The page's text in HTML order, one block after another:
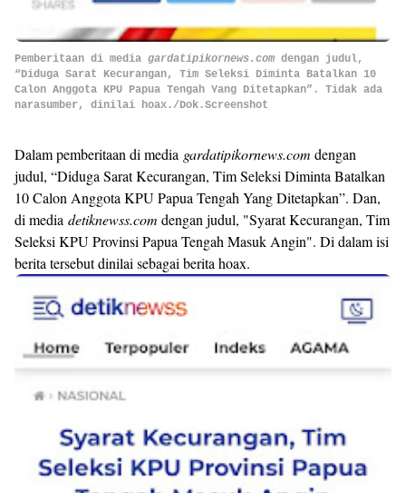
Pemberitaan di media gardatipikornews.com dengan judul,
“Diduga Sarat Kecurangan, Tim Seleksi Diminta Batalkan 10
Calon Anggota KPU Papua Tengah Yang Ditetapkan”. Tidak ada
narasumber, dinilai hoax./Dok.Screenshot
Dalam pemberitaan di media gardatipikornews.com dengan
judul, “Diduga Sarat Kecurangan, Tim Seleksi Diminta Batalkan
10 Calon Anggota KPU Papua Tengah Yang Ditetapkan”. Dan,
di media detiknewss.com dengan judul, "Syarat Kecurangan, Tim
Seleksi KPU Provinsi Papua Tengah Masuk Angin". Di dalam isi
berita tersebut dinilai sebagai berita hoax.